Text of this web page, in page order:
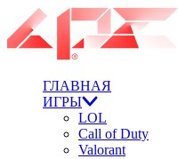
ГЛАВНАЯ
ИГРЫ
LOL
Call of Duty
Valorant